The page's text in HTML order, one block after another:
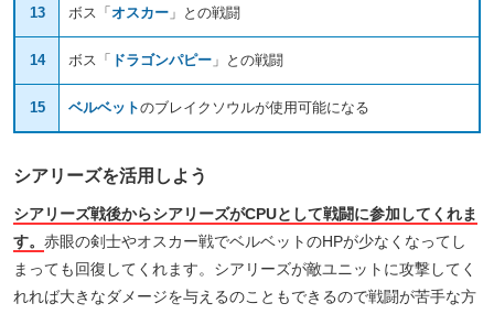
13 ボス「オスカー 」との戦闘
14 ボス「 ドラゴンパピー 」との戦闘
15 ベルベットのブレイクソウルが使用可能になる
シアリーズを活用しよう
シアリーズ戦後からシアリーズがCPUとして戦闘に参加してくれま
す。 赤眼の剣士やオスカー戦でベルベットのHPが少なくなってし
まっても回復してくれます。シアリーズが敵ユニットに攻撃してく
れれば大きなダメージを与えるのこともできるので戦闘が苦手な方